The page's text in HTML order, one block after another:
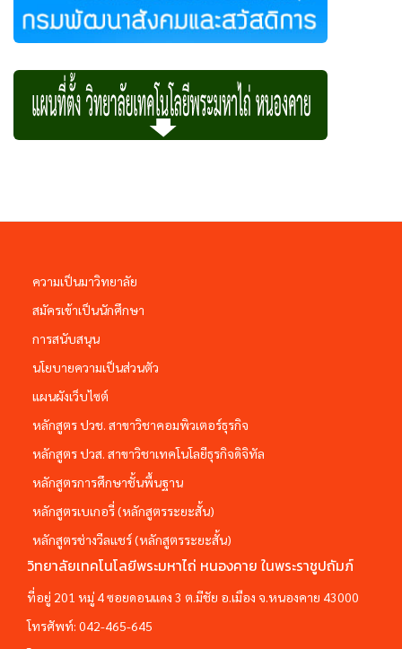
ความเป็นมาวิทยาลัย
สมัครเข้าเป็นนักศึกษา
การสนับสนุน
นโยบายความเป็นส่วนตัว
แผนผังเว็บไซต์
หลักสูตร ปวช. สาขาวิชาคอมพิวเตอร์ธุรกิจ
หลักสูตร ปวส. สาขาวิชาเทคโนโลยีธุรกิจดิจิทัล
หลักสูตรการศึกษาชั้นพื้นฐาน
หลักสูตรเบเกอรี่ (หลักสูตรระยะสั้น)
หลักสูตรช่างวีลแชร์ (หลักสูตรระยะสั้น)
วิทยาลัยเทคโนโลยีพระมหาไถ่ หนองคาย ในพระราชูปถัมภ์
ที่อยู่ 201 หมู่ 4 ซอยดอนแดง 3 ต.มีชัย อ.เมือง จ.หนองคาย 43000
โทรศัพท์: 042-465-645